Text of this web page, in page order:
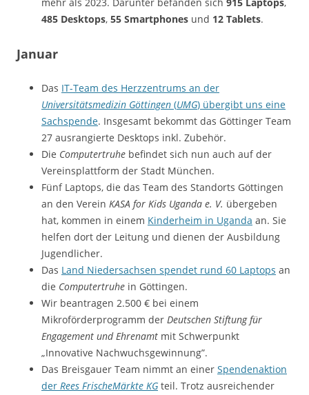
485 Desktops, 55 Smartphones und 12 Tablets.
Januar
Das IT-Team des Herzzentrums an der
Universitätsmedizin Göttingen (UMG) übergibt uns eine
Sachspende. Insgesamt bekommt das Göttinger Team
27 ausrangierte Desktops inkl. Zubehör.
Die Computertruhe befindet sich nun auch auf der
Vereinsplattform der Stadt München.
Fünf Laptops, die das Team des Standorts Göttingen
an den Verein KASA for Kids Uganda e. V. übergeben
hat, kommen in einem Kinderheim in Uganda an. Sie
helfen dort der Leitung und dienen der Ausbildung
Jugendlicher.
Das Land Niedersachsen spendet rund 60 Laptops an
die Computertruhe in Göttingen.
Wir beantragen 2.500 € bei einem
Mikroförderprogramm der Deutschen Stiftung für
Engagement und Ehrenamt mit Schwerpunkt
„Innovative Nachwuchsgewinnung”.
Das Breisgauer Team nimmt an einer Spendenaktion
der Rees FrischeMärkte KG teil. Trotz ausreichender